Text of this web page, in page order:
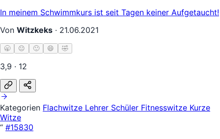
In meinem Schwimmkurs ist seit Tagen keiner Aufgetaucht!
Von Witzkeks · 21.06.2021
🥱 😐 🙂 😄 🤣
3,9 · 12
Kategorien Flachwitze Lehrer Schüler Fitnesswitze Kurze
Witze
“ #15830